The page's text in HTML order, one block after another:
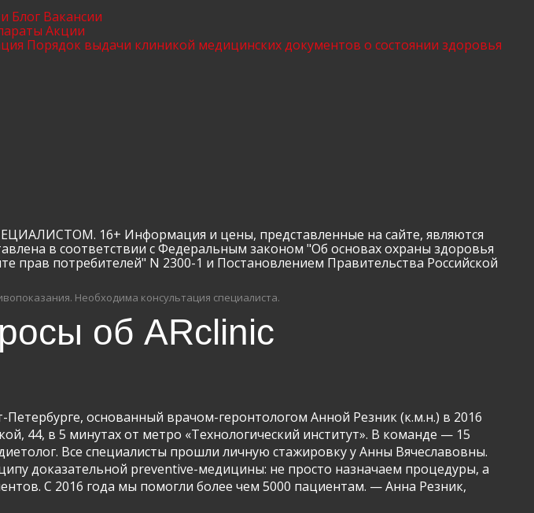
Блог Вакансии
Акции
Порядок выдачи клиникой медицинских документов о состоянии здоровья
16+ Информация и цены, представленные на сайте, являются
в соответствии с Федеральным законом "Об основах охраны здоровья
потребителей" N 2300-1 и Постановлением Правительства Российской
Необходима консультация специалиста.
об ARclinic
основанный врачом-геронтологом Анной Резник (к.м.н.) в 2016
44, в 5 минутах от метро «Технологический институт». В команде — 15
Все специалисты прошли личную стажировку у Анны Вячеславовны.
доказательной preventive-медицины: не просто назначаем процедуры, а
С 2016 года мы помогли более чем 5000 пациентам. — Анна Резник,
РЅР°